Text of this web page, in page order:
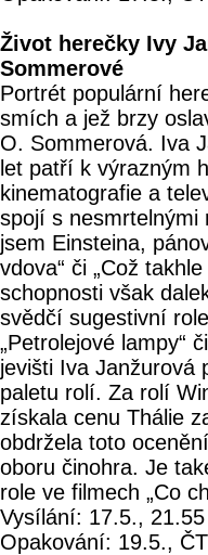
Život herečky Ivy
Sommerové
Portrét populární
smích a jež brzy
O. Sommerová. Iva
let patří k výrazným
kinematografie a
spojí s nesmrtelnými
jsem Einsteina,
vdova“ či „Což
schopnosti však
svědčí sugestivní
„Petrolejové lampy“
jevišti Iva Janžurová
paletu rolí. Za rolí
získala cenu Thálie
obdržela toto
oboru činohra. Je
role ve filmech „Co
Vysílání: 17.5.,
Opakování: 19.5.,